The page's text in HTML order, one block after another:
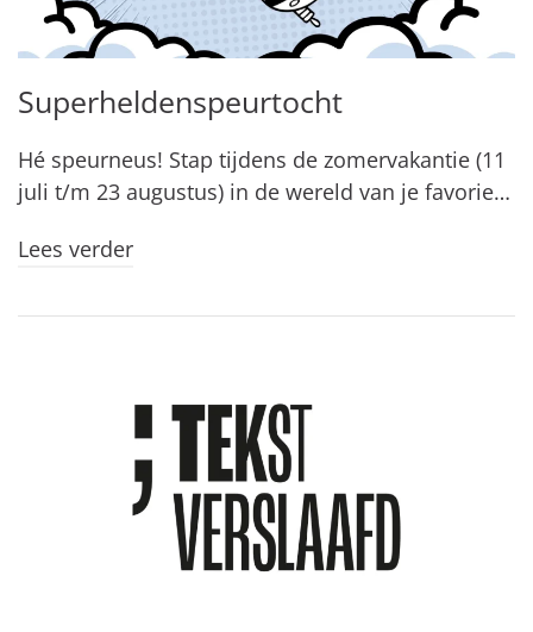
Superheldenspeurtocht
Hé speurneus! Stap tijdens de zomervakantie (11
juli t/m 23 augustus) in de wereld van je favorie…
Lees verder